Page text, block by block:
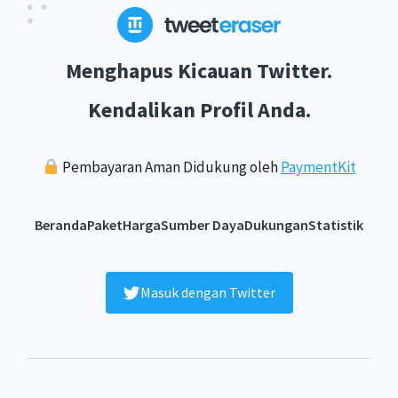
Menghapus Kicauan Twitter.
Kendalikan Profil Anda.
Pembayaran Aman Didukung olehPaymentKit
BerandaPaketHargaSumber DayaDukunganStatistik
Masuk dengan Twitter